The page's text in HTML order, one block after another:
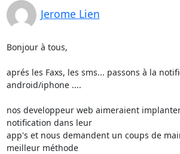
Jerome Lien
Bonjour à tous,
aprés les Faxs, les sms... passons à la
android/iphone ....
nos developpeur web aimeraient
notification dans leur
app's et nous demandent un coups de
meilleur méthode